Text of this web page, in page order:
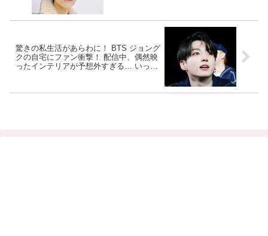
驚きの私生活があらわに！ BTS ジョング
クの自宅にファン衝撃！ 配信中、偶然映
ったインテリアが予想外すぎる… いった